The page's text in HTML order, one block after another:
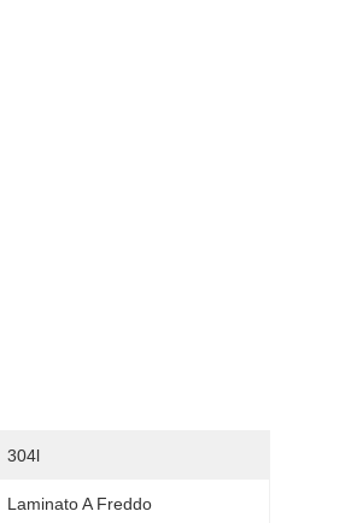
304l
Laminato A Freddo